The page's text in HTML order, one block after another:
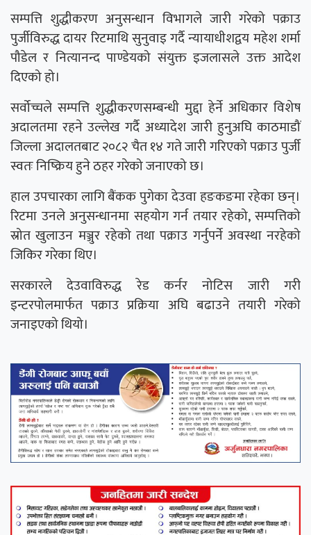
सम्पत्ति शुद्धीकरण अनुसन्धान विभागले जारी गरेको पक्राउ
पुर्जीविरुद्ध दायर रिटमाथि सुनुवाइ गर्दै न्यायाधीशद्वय महेश शर्मा
पौडेल र नित्यानन्द पाण्डेयको संयुक्त इजलासले उक्त आदेश
दिएको हो।
सर्वोच्चले सम्पत्ति शुद्धीकरणसम्बन्धी मुद्दा हेर्ने अधिकार विशेष
अदालतमा रहने उल्लेख गर्दै अध्यादेश जारी हुनुअघि काठमाडौं
जिल्ला अदालतबाट २०८२ चैत १४ गते जारी गरिएको पक्राउ पुर्जी
स्वतः निष्क्रिय हुने ठहर गरेको जनाएको छ।
हाल उपचारका लागि बैंकक पुगेका देउवा हङकङमा रहेका छन्।
रिटमा उनले अनुसन्धानमा सहयोग गर्न तयार रहेको, सम्पत्तिको
स्रोत खुलाउन मञ्जुर रहेको तथा पक्राउ गर्नुपर्ने अवस्था नरहेको
जिकिर गरेका थिए।
सरकारले देउवाविरुद्ध रेड कर्नर नोटिस जारी गरी
इन्टरपोलमार्फत पक्राउ प्रक्रिया अघि बढाउने तयारी गरेको
जनाइएको थियो।